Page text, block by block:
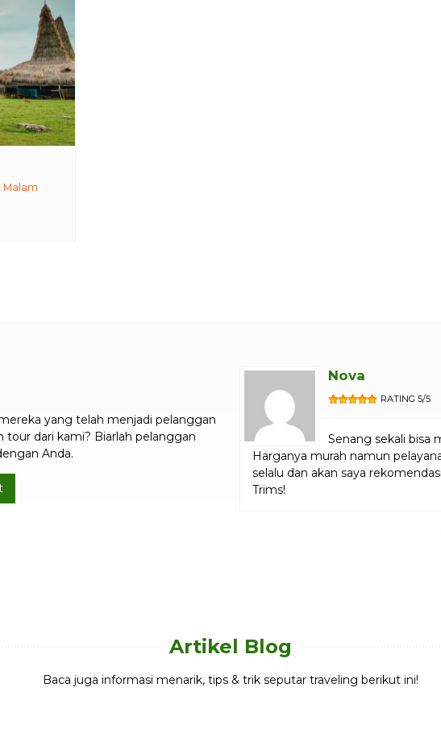
Malam
yang telah menjadi pelanggan
tour dari kami? Biarlah pelanggan
Anda.
Nova
RATING 5/5
Senang sekali bisa
Harganya murah namun
selalu dan akan saya
Trims!
Artikel Blog
Baca juga informasi menarik, tips & trik seputar traveling berikut ini!